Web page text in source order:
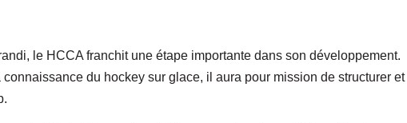
le HCCA franchit une étape importante dans son développement.
du hockey sur glace, il aura pour mission de structurer et